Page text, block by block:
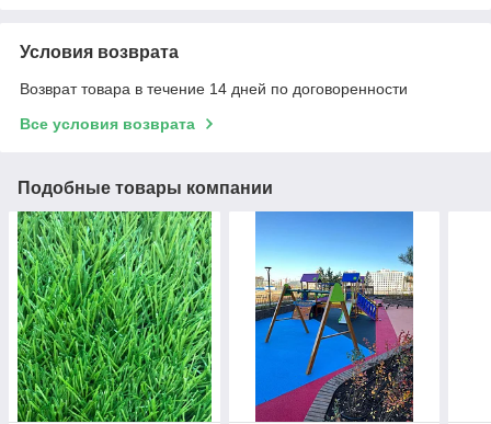
Условия возврата
Возврат товара в течение 14 дней по договоренности
Все условия возврата
Подобные товары компании